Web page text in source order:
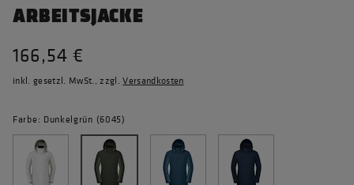
ARBEITSJACKE
166,54 €
inkl. gesetzl. MwSt., zzgl.Versandkosten
Farbe: Dunkelgrün (6045)